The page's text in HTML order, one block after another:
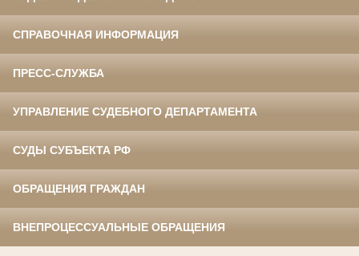
СПРАВОЧНАЯ ИНФОРМАЦИЯ
ПРЕСС-СЛУЖБА
УПРАВЛЕНИЕ СУДЕБНОГО ДЕПАРТАМЕНТА
СУДЫ СУБЪЕКТА РФ
ОБРАЩЕНИЯ ГРАЖДАН
ВНЕПРОЦЕССУАЛЬНЫЕ ОБРАЩЕНИЯ